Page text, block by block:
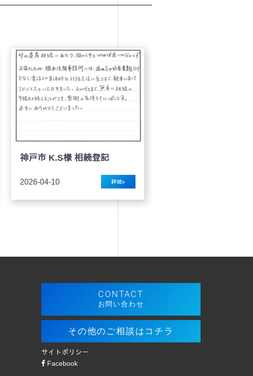
神戸市 K.S様 相続登記
2026-04-10 詳細
CONTACT
お問い合わせ
その他のご相談はコチラ
サイトポリシー
Facebook